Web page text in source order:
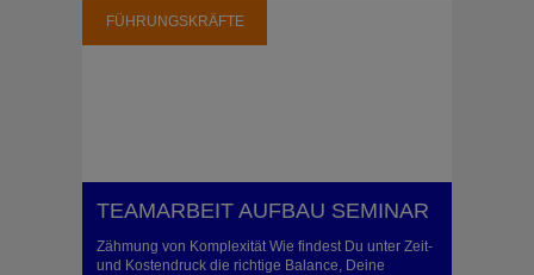
FÜHRUNGSKRÄFTE
TEAMARBEIT AUFBAU SEMINAR
Zähmung von Komplexität Wie findest Du unter Zeit-
und Kostendruck die richtige Balance, Deine